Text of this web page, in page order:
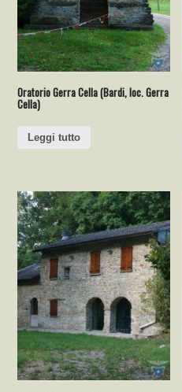
Oratorio Gerra Cella (Bardi, loc. Gerra
Cella)
Leggi tutto